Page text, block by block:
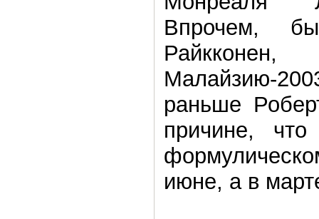
Впрочем,
Райкконен,
Малайзию-
раньше
причине,
июне, а в